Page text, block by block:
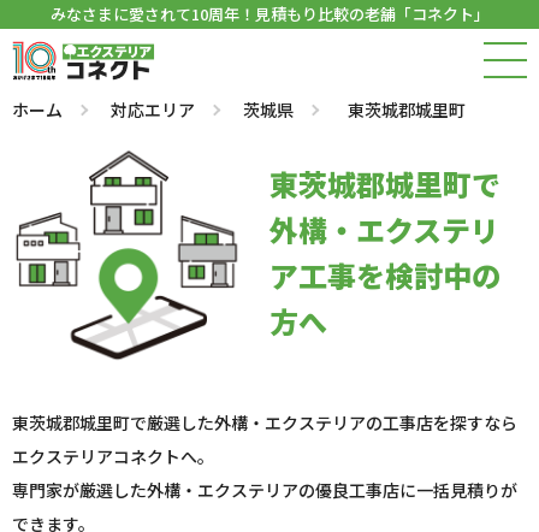
みなさまに愛されて10周年！見積もり比較の老舗「コネクト」
ホーム 対応エリア 茨城県 東茨城郡城里町
東茨城郡城里町で
外構・エクステリ
ア工事を検討中の
方へ
東茨城郡城里町で厳選した外構・エクステリアの工事店を探すなら
エクステリアコネクトへ。
専門家が厳選した外構・エクステリアの優良工事店に一括見積りが
できます。